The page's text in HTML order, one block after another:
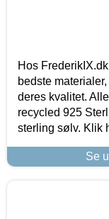
Hos
bedste
deres kvalitet.
recycled 925
sterling sølv. Klik
Se